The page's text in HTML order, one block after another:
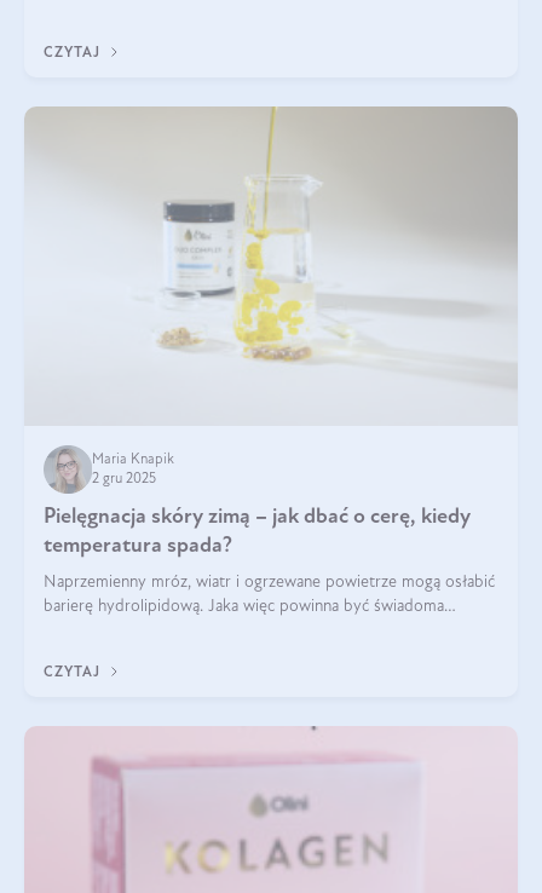
bydlęcy.
CZYTAJ
Maria Knapik
2 gru 2025
Pielęgnacja skóry zimą – jak dbać o cerę, kiedy
temperatura spada?
Naprzemienny mróz, wiatr i ogrzewane powietrze mogą osłabić
barierę hydrolipidową. Jaka więc powinna być świadoma
CZYTAJ